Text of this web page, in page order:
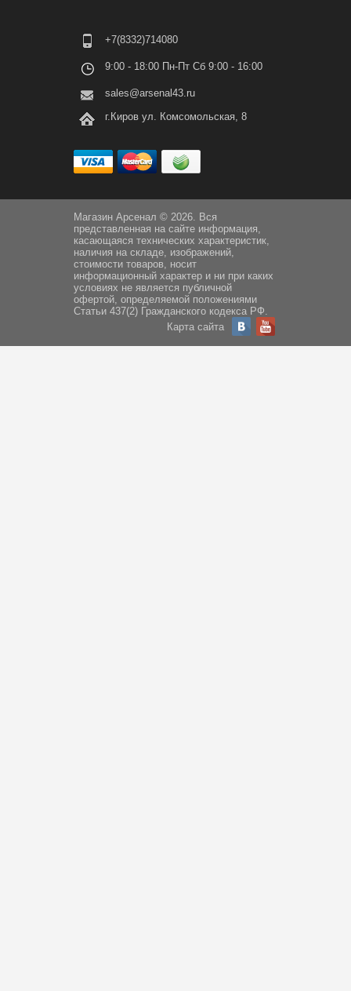
+7(8332)714080
9:00 - 18:00 Пн-Пт Сб 9:00 - 16:00
sales@arsenal43.ru
г.Киров ул. Комсомольская, 8
Магазин Арсенал © 2026. Вся
представленная на сайте информация,
касающаяся технических характеристик,
наличия на складе, изображений,
стоимости товаров, носит
информационный характер и ни при каких
условиях не является публичной
офертой, определяемой положениями
Статьи 437(2) Гражданского кодекса РФ.
Карта сайта